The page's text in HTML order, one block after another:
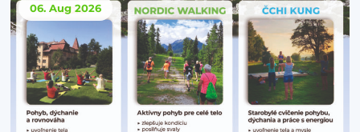
06. Aug 2026